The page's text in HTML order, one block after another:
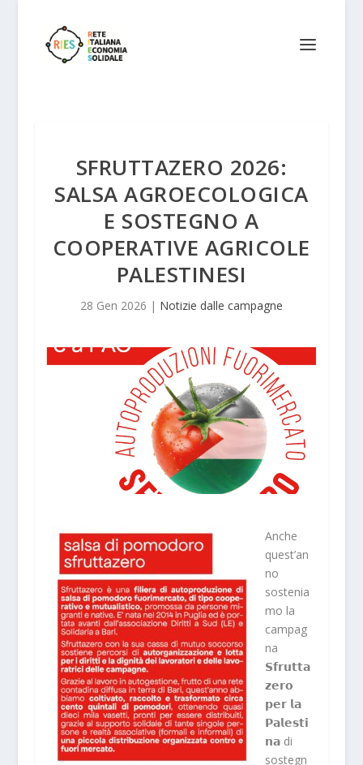
SFRUTTAZERO 2026:
SALSA AGROECOLOGICA
E SOSTEGNO A
COOPERATIVE AGRICOLE
PALESTINESI
28 Gen 2026 | Notizie dalle campagne
Anche
quest’an
no
sostenia
mo la
campag
na
𝗦𝗳𝗿𝘂𝘁𝘁𝗮
𝘇𝗲𝗿𝗼
𝗽𝗲𝗿 𝗹𝗮
𝗣𝗮𝗹𝗲𝘀𝘁𝗶
𝗻𝗮 di
sostegn